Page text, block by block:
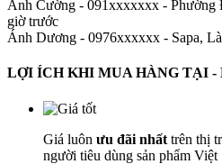
Anh Cường - 091xxxxxxx - Phường
giờ trước
Ánh Dương - 0976xxxxxx - Sapa,
LỢI ÍCH KHI MUA HÀNG TẠI -
Giá luôn ưu đãi nhất trên thị
người tiêu dùng sản phẩm